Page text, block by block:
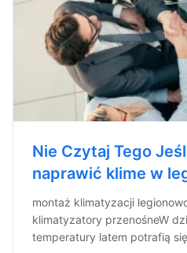
Nie Czytaj Tego
naprawić klime w
montaż klimatyzacji
klimatyzatory przenośneW
temperatury latem potrafią